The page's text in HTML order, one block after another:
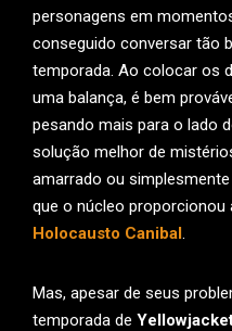
personagens em
conseguido conversar tão
temporada. Ao colocar os
uma balança, é bem
pesando mais para o lado
solução melhor de
amarrado ou
que o núcleo proporcionou
Holocausto Canibal.
Mas, apesar de seus
temporada de